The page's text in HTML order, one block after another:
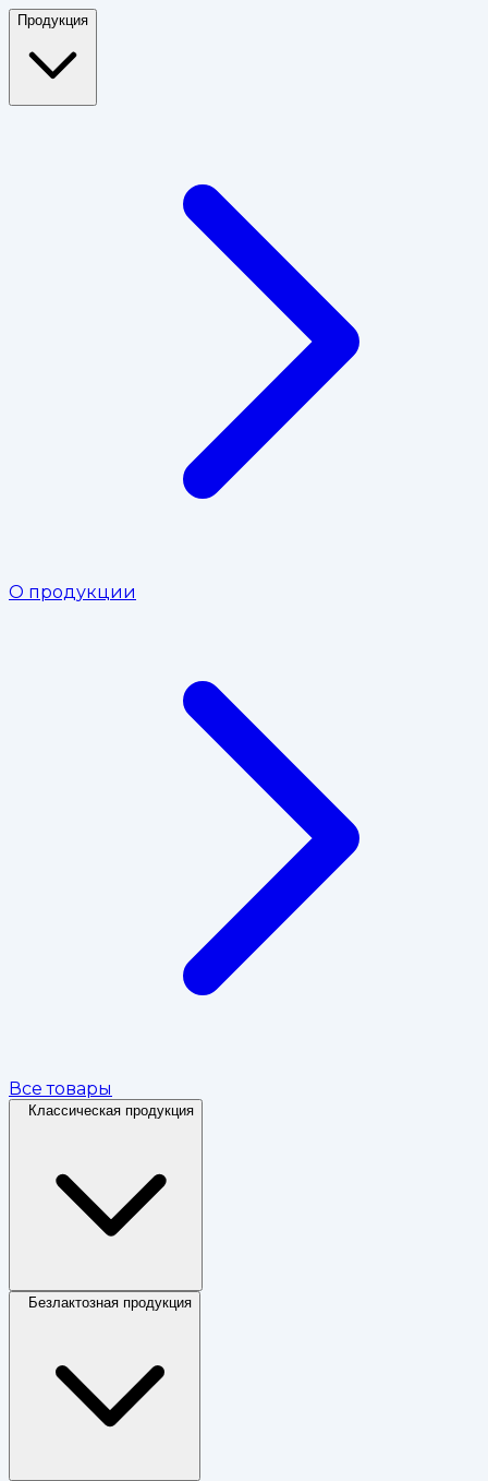
Продукция
О продукции
Все товары
Классическая продукция
Безлактозная продукция